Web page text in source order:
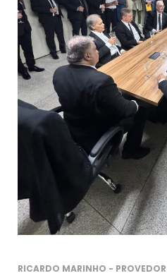
RICARDO MARINHO -